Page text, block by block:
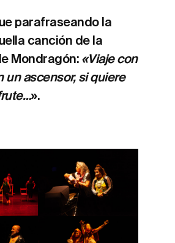
parafraseando la
canción de la
Mondragón: «Viaje con
un ascensor, si quiere
».